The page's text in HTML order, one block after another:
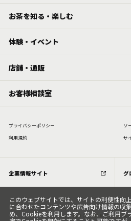
お茶を知る・楽しむ
体験・イベント
店舗・通販
お客様相談室
プライバシーポリシー
ソ
利⽤規約
サ
企業情報サイト グ
Copyright (C) All Rights
このウェブサイトでは、サイトの利便性向
に合わせたコンテンツや広告向け情報の収
め、Cookieを利用します。なお、ご利用ブ